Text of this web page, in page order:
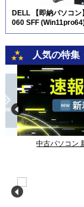
DELL 【即納パソコ
060 SFF
人気の特集
中古パソコン